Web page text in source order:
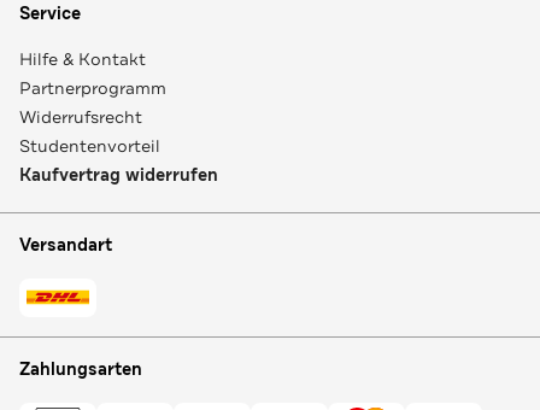
Service
Hilfe & Kontakt
Partnerprogramm
Widerrufsrecht
Studentenvorteil
Kaufvertrag widerrufen
Versandart
Zahlungsarten